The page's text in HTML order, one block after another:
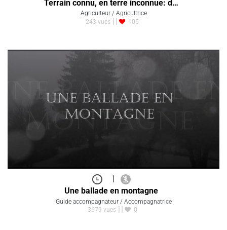
Terrain connu, en terre inconnue: d…
Agriculteur / Agricultrice
243 vues
105
|
Une ballade en montagne
Guide accompagnateur / Accompagnatrice
3679 vues
0